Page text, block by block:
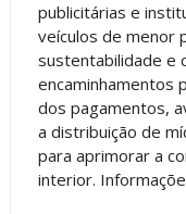
publicitárias e
veículos de menor
sustentabilidade e
encaminhamentos
dos pagamentos,
a distribuição de
para aprimorar a
interior.